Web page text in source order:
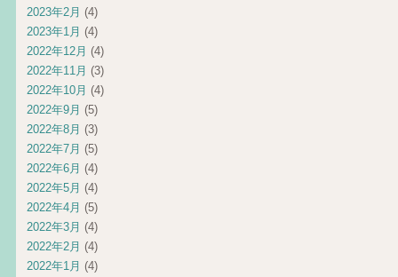
2023年2月 (4)
2023年1月 (4)
2022年12月 (4)
2022年11月 (3)
2022年10月 (4)
2022年9月 (5)
2022年8月 (3)
2022年7月 (5)
2022年6月 (4)
2022年5月 (4)
2022年4月 (5)
2022年3月 (4)
2022年2月 (4)
2022年1月 (4)